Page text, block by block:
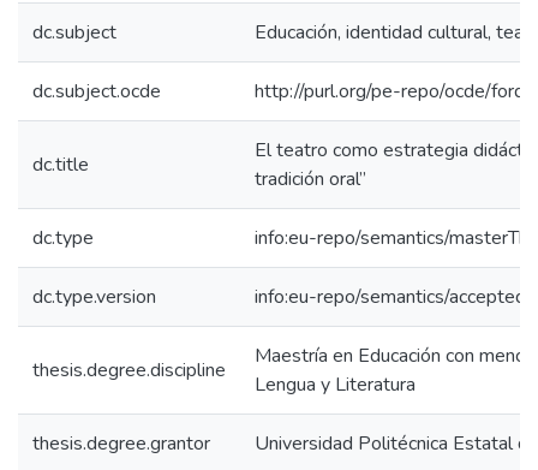
dc.subject Educación, identidad cultural,
dc.subject.ocde http://purl.org/pe-repo/ocde/
dc.title
El teatro como estrategia
tradición oral”
dc.type info:eu-repo/semantics/
dc.type.version info:eu-repo/semantics/
thesis.degree.discipline
Maestría en Educación con
Lengua y Literatura
thesis.degree.grantor Universidad Politécnica Estatal